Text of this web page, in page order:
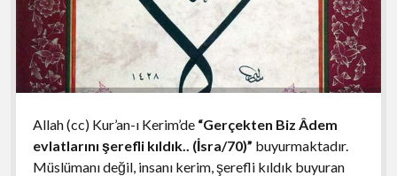
Allah (cc) Kur’an-ı Kerim’de “Gerçekten Biz Âdem
evlatlarını şerefli kıldık.. (İsra/70)” buyurmaktadır.
Müslümanı değil, insanı kerim, şerefli kıldık buyuran